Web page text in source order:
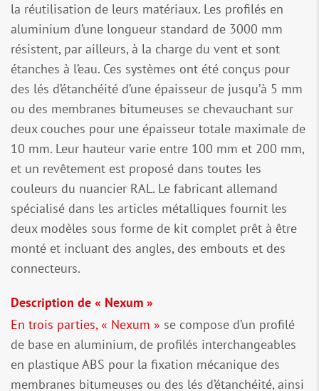
la réutilisation de leurs matériaux. Les profilés en
aluminium d’une longueur standard de 3000 mm
résistent, par ailleurs, à la charge du vent et sont
étanches à l’eau. Ces systèmes ont été conçus pour
des lés d’étanchéité d’une épaisseur de jusqu’à 5 mm
ou des membranes bitumeuses se chevauchant sur
deux couches pour une épaisseur totale maximale de
10 mm. Leur hauteur varie entre 100 mm et 200 mm,
et un revêtement est proposé dans toutes les
couleurs du nuancier RAL. Le fabricant allemand
spécialisé dans les articles métalliques fournit les
deux modèles sous forme de kit complet prêt à être
monté et incluant des angles, des embouts et des
connecteurs.
Description de « Nexum »
En trois parties, « Nexum » se compose d’un profilé
de base en aluminium, de profilés interchangeables
en plastique ABS pour la fixation mécanique des
membranes bitumeuses ou des lés d’étanchéité, ainsi